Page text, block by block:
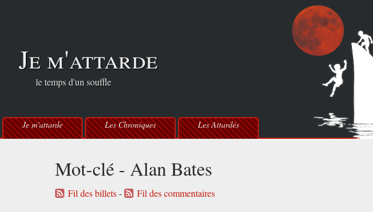
Je m'attarde
le temps d'un souffle
Je m'attarde Les Chroniques Les Attardés
Mot-clé - Alan Bates
Fil des billets- Fil des commentaires